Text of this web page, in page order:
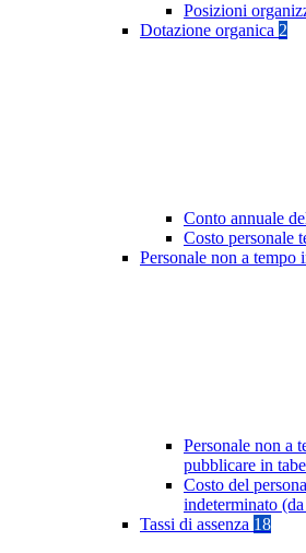
Posizioni
Dotazione organica 2
Conto annuale
Costo personale
Personale non a tempo
Personale non a
pubblicare in
Costo del
indeterminato
Tassi di assenza 18